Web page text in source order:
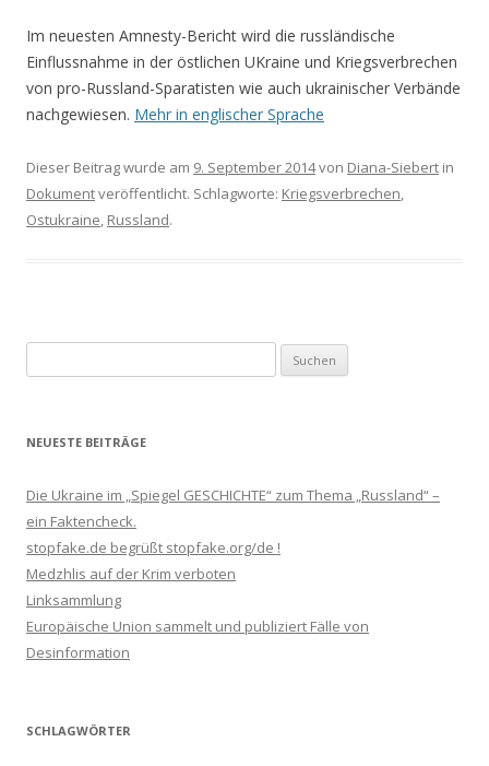
Im neuesten Amnesty-Bericht wird die russländische
Einflussnahme in der östlichen UKraine und Kriegsverbrechen
von pro-Russland-Sparatisten wie auch ukrainischer Verbände
nachgewiesen. Mehr in englischer Sprache
Dieser Beitrag wurde am 9. September 2014von Diana-Siebert in
Dokumentveröffentlicht. Schlagworte: Kriegsverbrechen,
Ostukraine, Russland.
nach:
NEUESTE BEITRÄGE
Die Ukraine im „Spiegel GESCHICHTE“ zum Thema „Russland“ –
ein Faktencheck.
stopfake.de begrüßt stopfake.org/de !
Medzhlis auf der Krim verboten
Linksammlung
Europäische Union sammelt und publiziert Fälle von
Desinformation
SCHLAGWÖRTER